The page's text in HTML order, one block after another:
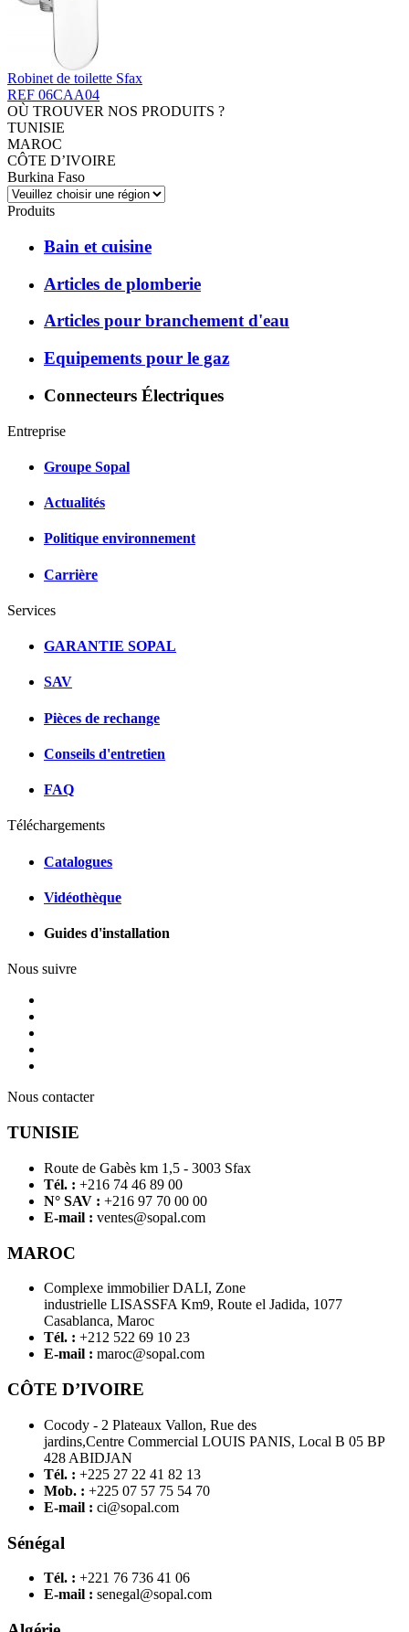
Robinet de toilette Sfax
REF 06CAA04
OÙ TROUVER NOS PRODUITS ?
TUNISIE
MAROC
CÔTE D’IVOIRE
Burkina Faso
Produits
Bain et cuisine
Articles de plomberie
Articles pour branchement d'eau
Equipements pour le gaz
Connecteurs Électriques
Entreprise
Groupe Sopal
Actualités
Politique environnement
Carrière
Services
GARANTIE SOPAL
SAV
Pièces de rechange
Conseils d'entretien
FAQ
Téléchargements
Catalogues
Vidéothèque
Guides d'installation
Nous suivre
Nous contacter
TUNISIE
Route de Gabès km 1,5 - 3003 Sfax
Tél. : +216 74 46 89 00
N° SAV : +216 97 70 00 00
E-mail : ventes@sopal.com
MAROC
Complexe immobilier DALI, Zone
industrielle LISASSFA Km9, Route el Jadida, 1077
Casablanca, Maroc
Tél. : +212 522 69 10 23
E-mail : maroc@sopal.com
CÔTE D’IVOIRE
Cocody - 2 Plateaux Vallon, Rue des
jardins,Centre Commercial LOUIS PANIS, Local B 05 BP
428 ABIDJAN
Tél. : +225 27 22 41 82 13
Mob. : +225 07 57 75 54 70
E-mail : ci@sopal.com
Sénégal
Tél. : +221 76 736 41 06
E-mail : senegal@sopal.com